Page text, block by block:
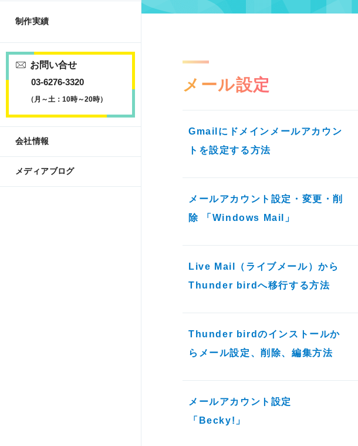
メール設定
Gmailにドメインメールアカウン
トを設定する方法
メールアカウント設定・変更・削
除 「Windows Mail」
Live Mail（ライブメール）から
Thunder birdへ移行する方法
Thunder birdのインストールか
らメール設定、削除、編集方法
メールアカウント設定
「Becky!」
制作実績
お問い合せ
03-6276-3320
（月～土：10時～20時）
会社情報
メディアブログ